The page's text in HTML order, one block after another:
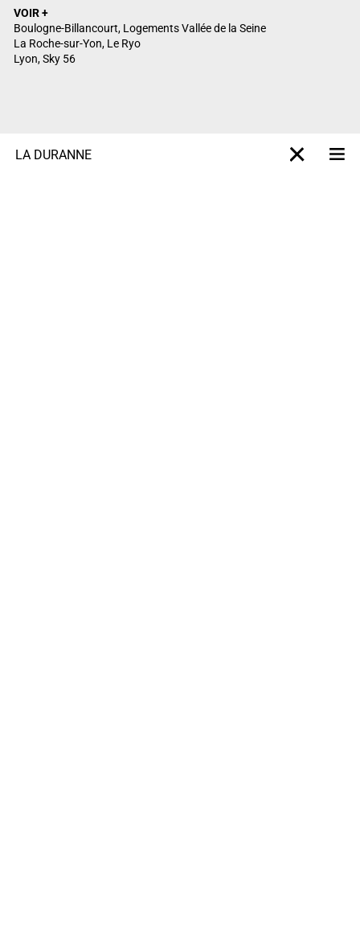
LA DURANNE X-projet
VOIR +
Boulogne-Billancourt, Logements Vallée de la Seine
La Roche-sur-Yon, Le Ryo
Lyon, Sky 56